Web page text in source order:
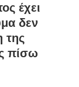
έχει
δεν
της
πίσω